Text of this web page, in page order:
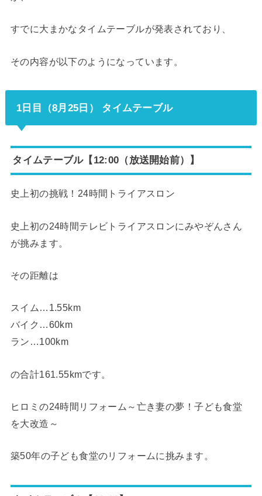
すでに大まかなタイムテーブルが発表されており、
その内容が以下のようになっています。
1日目（8月25日） タイムテーブル
タイムテーブル【12:00（放送開始前）】
史上初の挑戦！24時間トライアスロン
史上初の24時間テレビトライアスロンにみやぞんさん
が挑みます。
その距離は
スイム…1.55km
バイク…60km
ラン…100km
の合計161.55kmです。
ヒロミの24時間リフォーム～亡き妻の夢！子ども食堂
を大改造～
築50年の子ども食堂のリフォームに挑みます。